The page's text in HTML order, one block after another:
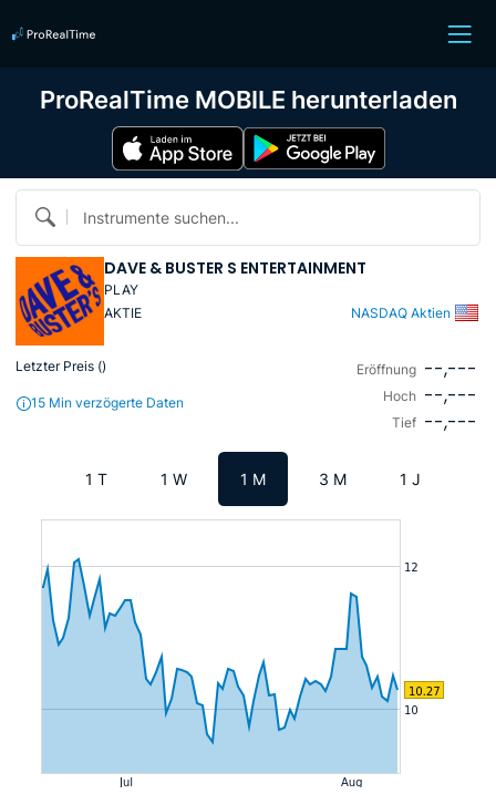
Instrumente suchen...
DAVE & BUSTER S ENTERTAINMENT
PLAY
AKTIE
NASDAQ Aktien
Letzter Preis ()
15 Min verzögerte Daten
Eröffnung --,---
Hoch --,---
Tief --,---
1 T 1 W 1 M 3 M 1 J
ProRealTime MOBILE herunterladen